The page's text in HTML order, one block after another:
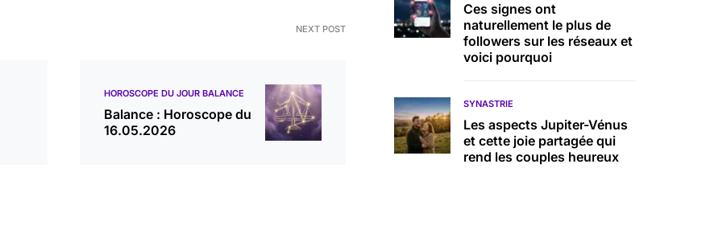
NEXT POST
HOROSCOPE DU JOUR BALANCE
Balance : Horoscope du
16.05.2026
Ces signes ont
naturellement le plus de
followers sur les réseaux et
voici pourquoi
SYNASTRIE
Les aspects Jupiter-Vénus
et cette joie partagée qui
rend les couples heureux